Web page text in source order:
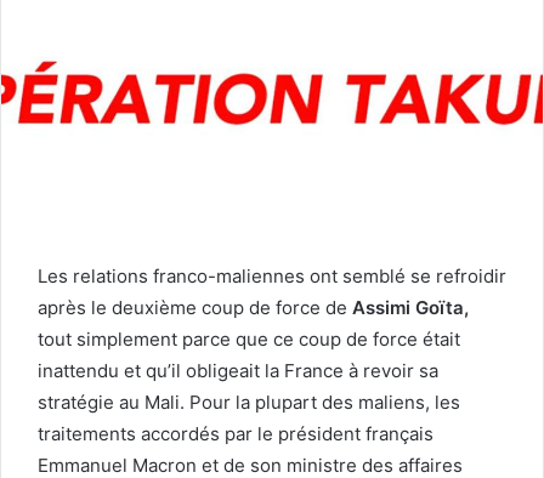
Les relations franco-maliennes ont semblé se refroidir
après le deuxième coup de force de Assimi Goïta,
tout simplement parce que ce coup de force était
inattendu et qu’il obligeait la France à revoir sa
stratégie au Mali. Pour la plupart des maliens, les
traitements accordés par le président français
Emmanuel Macron et de son ministre des affaires